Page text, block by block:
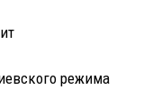
режима